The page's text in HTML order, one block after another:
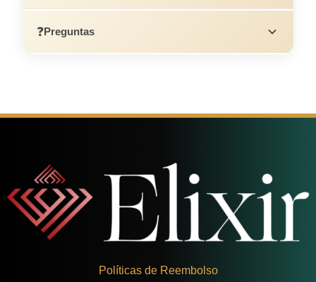
❓Preguntas
Políticas de Reembolso